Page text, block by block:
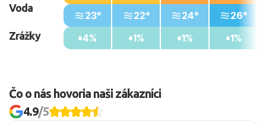
Voda
Zrážky
23°
4%
22°
1%
24°
1%
26°
1%
Čo o nás hovoria naši zákazníci
4.9/5